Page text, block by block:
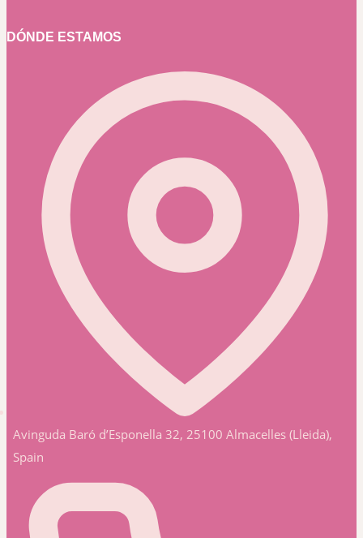
DÓNDE ESTAMOS
Avinguda Baró d’Esponella 32, 25100 Almacelles (Lleida),
Spain